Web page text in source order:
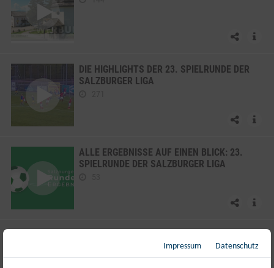
DIE HIGHLIGHTS DER 23. SPIELRUNDE DER
SALZBURGER LIGA
ALLE ERGEBNISSE AUF EINEN BLICK: 23.
SPIELRUNDE DER SALZBURGER LIGA
32
Impressum Datenschutz